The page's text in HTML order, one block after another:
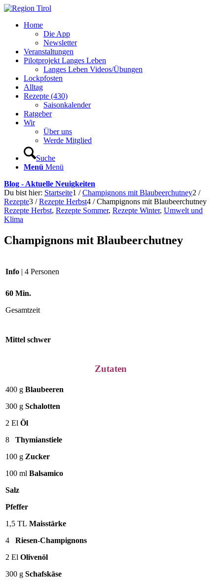
Home
Die App
Newsletter
Veranstaltungen
Pilotprojekt Langes Leben
Langes Leben Videos/Übungen
Lockpfosten
Alltag
Rezepte (430)
Saisonkalender
Ratgeber
Wir
Über uns
Werde Mitglied
Suche
Menü Menü
Blog - Aktuelle Neuigkeiten
Du bist hier: Startseite1 / Champignons mit Blaubeerchutney2 /
Rezepte3 / Rezepte Herbst4 / Champignons mit Blaubeerchutney
Rezepte Herbst, Rezepte Sommer, Rezepte Winter, Umwelt und
Klima
Champignons mit Blaubeerchutney
Info | 4 Personen
60 Min.
Gesamtzeit
Mittel schwer
Zutaten
400 g Blaubeeren
300 g Schalotten
2 El Öl
8
Thymianstiele
100 g Zucker
100 ml Balsamico
Salz
Pfeffer
1,5 TL Maisstärke
4 Riesen-Champignons
2 El Olivenöl
300 g Schafskäse